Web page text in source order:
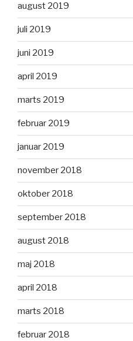
august 2019
juli 2019
juni 2019
april 2019
marts 2019
februar 2019
januar 2019
november 2018
oktober 2018
september 2018
august 2018
maj 2018
april 2018
marts 2018
februar 2018